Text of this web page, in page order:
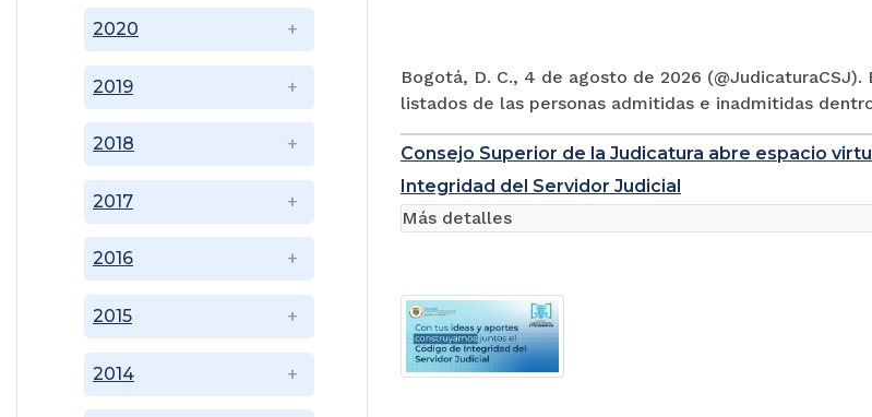
2014
2015
2016
2017
2018
2019
2020
Bogotá, D. C., 4 de agosto de 2026
listados de las personas admitidas e inadmitidas
Consejo Superior de la Judicatura abre espacio
Integridad del Servidor Judicial
Más detalles